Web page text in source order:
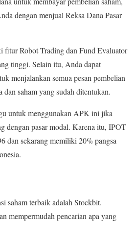
dengan menjual Reksa Dana Pasar
fitur Robot Trading dan Fund Evaluator
tinggi. Selain itu, Anda dapat
menjalankan semua pesan pembelian
dan saham yang sudah ditentukan.
untuk menggunakan APK ini jika
dengan pasar modal. Karena itu, IPOT
dan sekarang memiliki 20% pangsa
saham terbaik adalah Stockbit.
mempermudah pencarian apa yang